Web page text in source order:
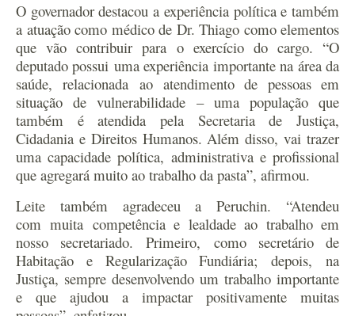
O governador destacou a experiência política e também
a atuação como médico de Dr. Thiago como elementos
que vão contribuir para o exercício do cargo. “O
deputado possui uma experiência importante na área da
saúde, relacionada ao atendimento de pessoas em
situação de vulnerabilidade – uma população que
também é atendida pela Secretaria de Justiça,
Cidadania e Direitos Humanos. Além disso, vai trazer
uma capacidade política, administrativa e profissional
que agregará muito ao trabalho da pasta”, afirmou.
Leite também agradeceu a Peruchin. “Atendeu
com muita competência e lealdade ao trabalho em
nosso secretariado. Primeiro, como secretário de
Habitação e Regularização Fundiária; depois, na
Justiça, sempre desenvolvendo um trabalho importante
e que ajudou a impactar positivamente muitas